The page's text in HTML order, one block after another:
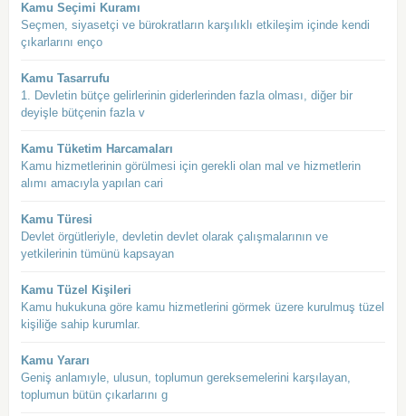
Kamu Seçimi Kuramı
Seçmen, siyasetçi ve bürokratların karşılıklı etkileşim içinde kendi
çıkarlarını enço
Kamu Tasarrufu
1. Devletin bütçe gelirlerinin giderlerinden fazla olması, diğer bir
deyişle bütçenin fazla v
Kamu Tüketim Harcamaları
Kamu hizmetlerinin görülmesi için gerekli olan mal ve hizmetlerin
alımı amacıyla yapılan cari
Kamu Türesi
Devlet örgütleriyle, devletin devlet olarak çalışmalarının ve
yetkilerinin tümünü kapsayan
Kamu Tüzel Kişileri
Kamu hukukuna göre kamu hizmetlerini görmek üzere kurulmuş tüzel
kişiliğe sahip kurumlar.
Kamu Yararı
Geniş anlamıyle, ulusun, toplumun gereksemelerini karşılayan,
toplumun bütün çıkarlarını g